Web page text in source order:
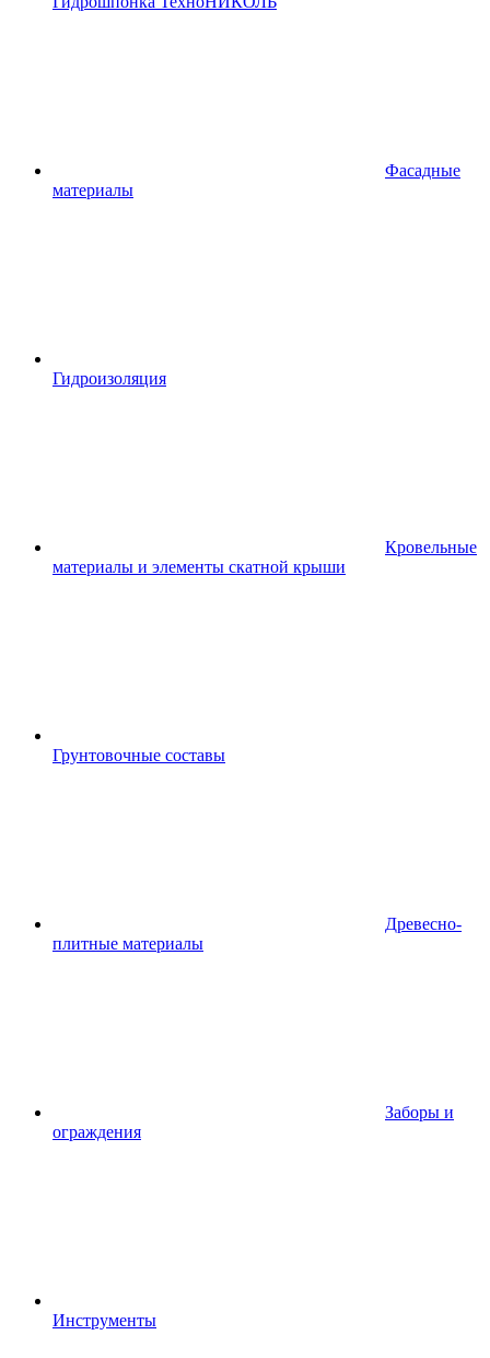
Фасадные
материалы
Гидроизоляция
Кровельные
материалы и элементы скатной крыши
Грунтовочные составы
Древесно-
плитные материалы
Заборы и
ограждения
Инструменты